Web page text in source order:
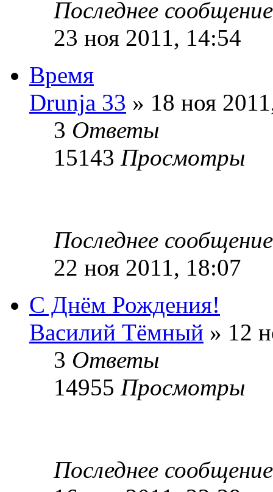
Последнее
23 ноя 2011, 14:54
Время
Drunja 33 » 18 ноя
3 Ответы
15143 Просмотры
Последнее
22 ноя 2011, 18:07
С Днём Рождения!
Василий Тёмный » 12
3 Ответы
14955 Просмотры
Последнее